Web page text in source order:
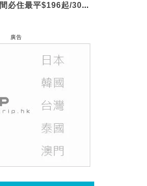
間必住最平$196起/30秒
廣告